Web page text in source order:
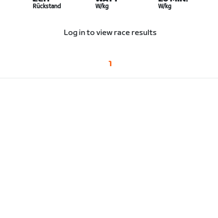
Rückstand W/kg W/kg
Log in to view race results
1